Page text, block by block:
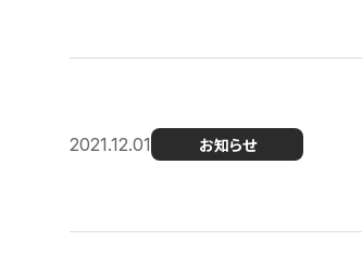
2021.12.01 お知らせ